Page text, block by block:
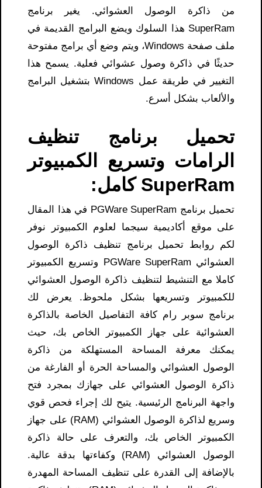
من ذاكرة الوصول العشوائي. يغير برنامج
SuperRam هذا السلوك ويضع البرامج القديمة في
ملف صفحة Windows، ويتم وضع أي برامج مفتوحة
حديثًا في ذاكرة وصول عشوائي فعلية. يسمح هذا
التغيير في طريقة عمل Windows بتشغيل البرامج
والألعاب بشكل أسرع.
تحميل برنامج تنظيف
الرامات وتسريع الكمبيوتر
SuperRam كامل:
تحميل برنامج PGWare SuperRam في هذا المقال
على موقع أكاديمية سيجما لعلوم الكمبيوتر نوفر
لكم روابط تحميل برنامج تنظيف ذاكرة الوصول
العشوائي PGWare SuperRam وتسريع الكمبيوتر
كاملا مع التنشيط لتنظيف ذاكرة الوصول العشوائي
للكمبيوتر وتسريعها بشكل ملحوظ. يعرض لك
برنامج سوبر رام كافة التفاصيل الخاصة بالذاكرة
العشوائية على جهاز الكمبيوتر الخاص بك، حيث
يمكنك معرفة المساحة المستهلكة من ذاكرة
الوصول العشوائي والمساحة الحرة أو الفارغة من
ذاكرة الوصول العشوائي على جهازك بمجرد فتح
واجهة البرنامج الرئيسية. يتيح لك إجراء فحص قوي
وسريع لذاكرة الوصول العشوائي (RAM) على جهاز
الكمبيوتر الخاص بك، والتعرف على حالة ذاكرة
الوصول العشوائي (RAM) وكفاءتها بدقة عالية.
بالإضافة إلى القدرة على تنظيف المساحة المهدرة